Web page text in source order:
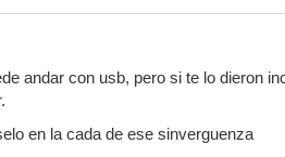
andar con usb, pero si te lo dieron
en la cada de ese sinverguenza